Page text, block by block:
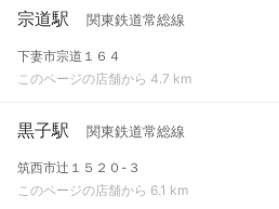
宗道駅 関東鉄道常総線
下妻市宗道１６４
このページの店舗から 4.7 km
黒子駅 関東鉄道常総線
筑西市辻１５２０-３
このページの店舗から 6.1 km